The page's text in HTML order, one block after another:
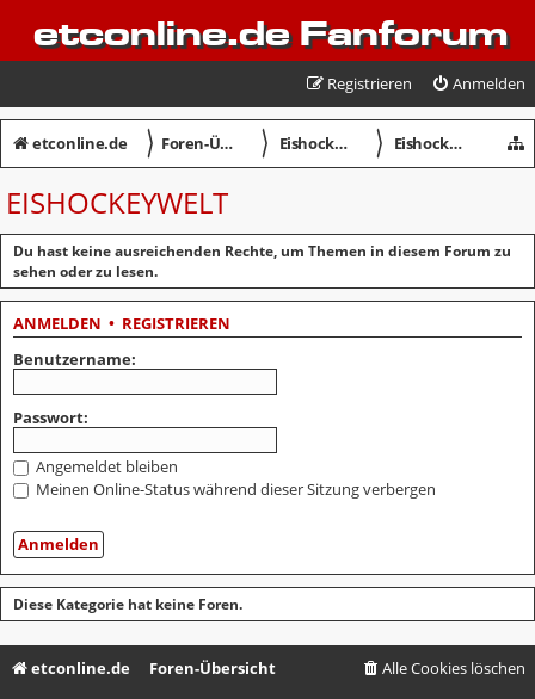
etconline.de Fanforum
Anmelden
Registrieren
etconline.de 〉 Foren-Übersicht 〉 Eishockey in Crimmitschau 〉 Eishockeywelt
EISHOCKEYWELT
Du hast keine ausreichenden Rechte, um Themen in diesem Forum zu
sehen oder zu lesen.
ANMELDEN • REGISTRIEREN
Benutzername:
Passwort:
Angemeldet bleiben
Meinen Online-Status während dieser Sitzung verbergen
Diese Kategorie hat keine Foren.
etconline.de Foren-Übersicht Alle Cookies löschen